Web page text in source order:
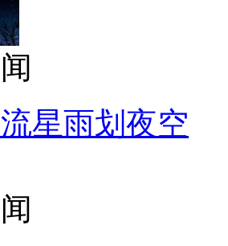
星雨划夜空